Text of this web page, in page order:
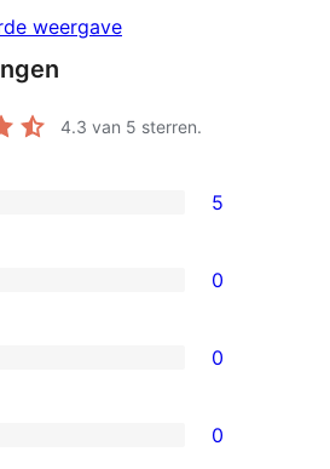
weergave
4.3 van 5 sterren.
5
0
0
0